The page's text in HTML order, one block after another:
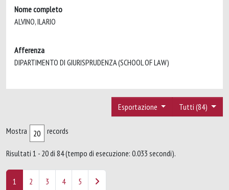
Nome completo
ALVINO, ILARIO
Afferenza
DIPARTIMENTO DI GIURISPRUDENZA (SCHOOL OF LAW)
Tutti (84)
Esportazione
Mostra records
Risultati 1 - 20 di 84 (tempo di esecuzione: 0.033 secondi).
1 2 3 4 5